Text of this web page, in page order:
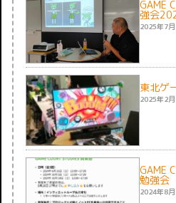
GAME
強会
2025年7
東北ゲ
2025年2
GAME
勉強会
2024年8